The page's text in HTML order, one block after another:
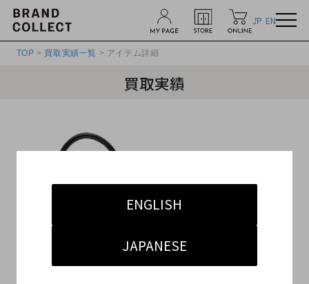
JP EN
ENGLISH
JAPANESE
TOP > 買取実績一覧 > アイテム詳細
買取実績